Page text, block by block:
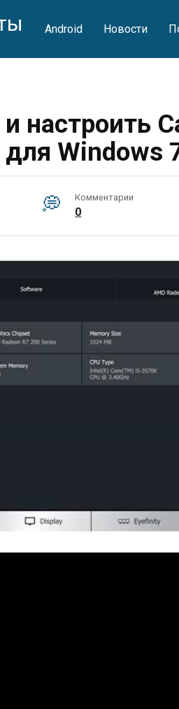
Android Новости
настроить
Windows
Комментарии
0